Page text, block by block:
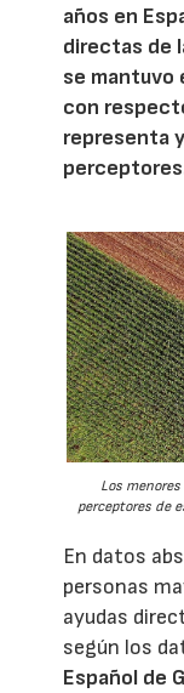
años en
directas de
se mantuvo
con
representa
Los
perceptores de
En datos
personas
ayudas
según los
Español de